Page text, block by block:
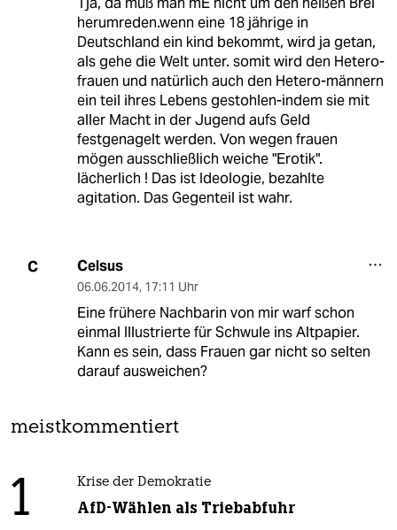
herumreden.wenn eine 18 jährige in
Deutschland ein kind bekommt, wird ja getan,
als gehe die Welt unter. somit wird den Hetero-
frauen und natürlich auch den Hetero-männern
ein teil ihres Lebens gestohlen-indem sie mit
aller Macht in der Jugend aufs Geld
festgenagelt werden. Von wegen frauen
mögen ausschließlich weiche "Erotik".
lächerlich ! Das ist Ideologie, bezahlte
agitation. Das Gegenteil ist wahr.
C Celsus
06.06.2014, 17:11 Uhr
Eine frühere Nachbarin von mir warf schon
einmal Illustrierte für Schwule ins Altpapier.
Kann es sein, dass Frauen gar nicht so selten
darauf ausweichen?
meistkommentiert
1 Krise der Demokratie
AfD-Wählen als Triebabfuhr